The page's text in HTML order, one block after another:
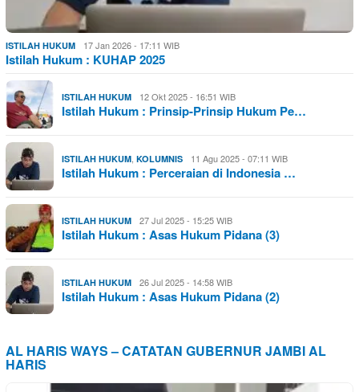
ISTILAH HUKUM 17 Jan 2026 - 17:11 WIB
Istilah Hukum : KUHAP 2025
ISTILAH HUKUM 12 Okt 2025 - 16:51 WIB
Istilah Hukum : Prinsip-Prinsip Hukum Pe…
ISTILAH HUKUM KOLUMNIS 11 Agu 2025 - 07:11 WIB
Istilah Hukum : Perceraian di Indonesia …
ISTILAH HUKUM 27 Jul 2025 - 15:25 WIB
Istilah Hukum : Asas Hukum Pidana (3)
ISTILAH HUKUM 26 Jul 2025 - 14:58 WIB
Istilah Hukum : Asas Hukum Pidana (2)
AL HARIS WAYS – CATATAN GUBERNUR JAMBI AL
HARIS